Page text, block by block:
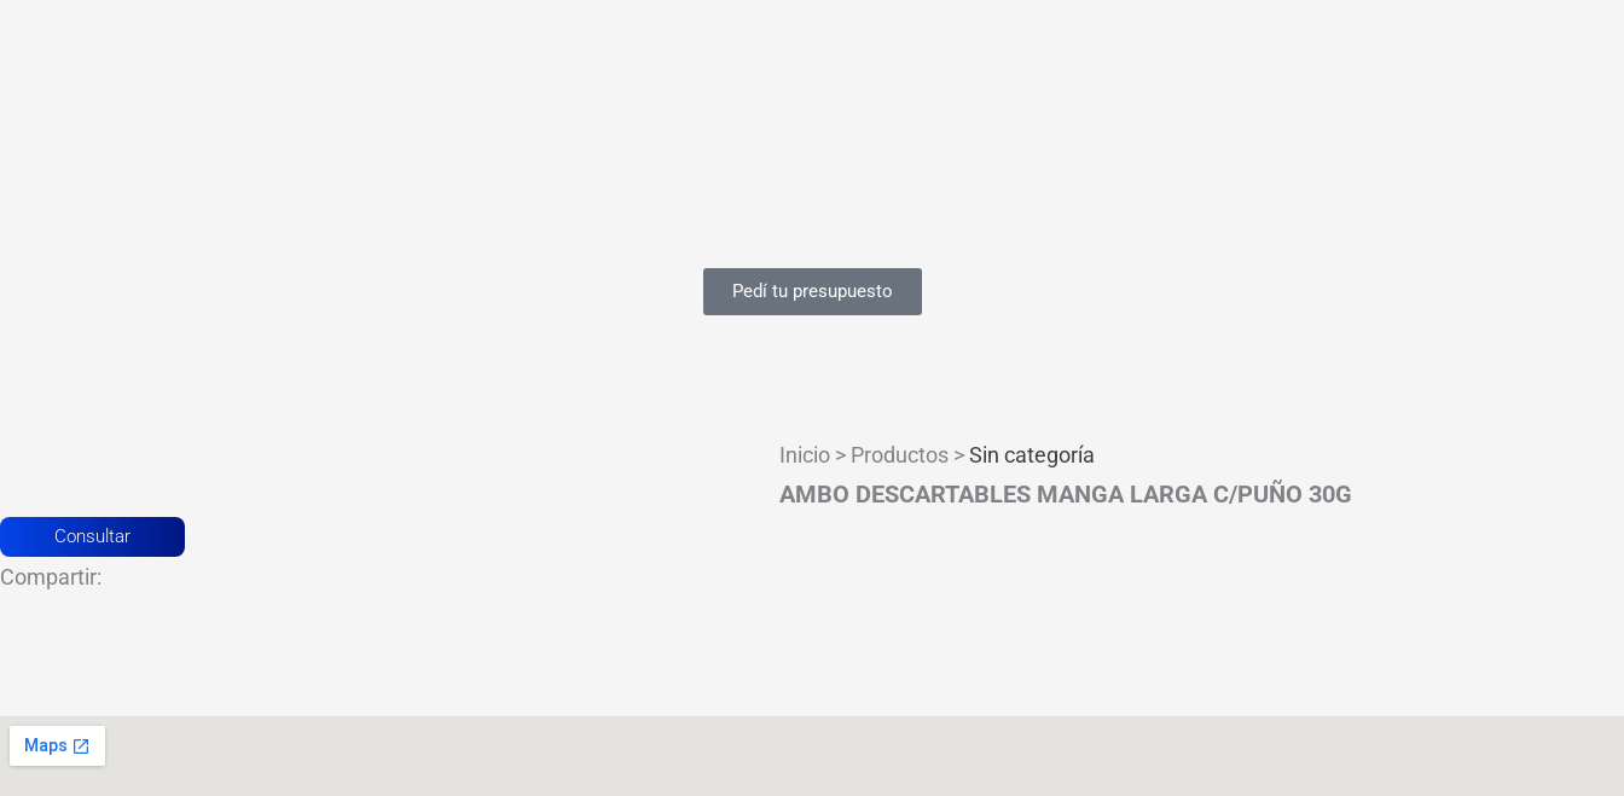
Pedí tu presupuesto
Inicio > Productos >Sin categoría
AMBO DESCARTABLES MANGA LARGA C/PUÑO 30G
Consultar
Compartir: